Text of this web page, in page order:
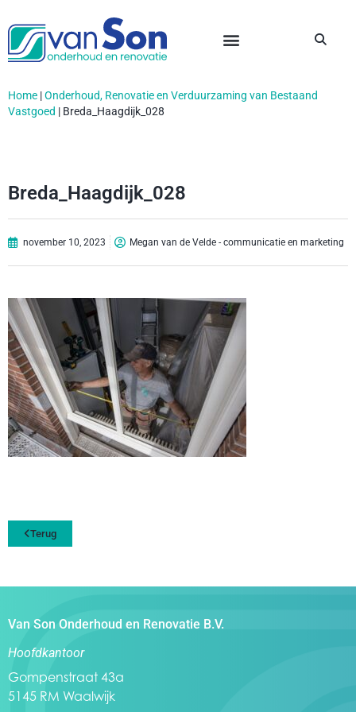
Home |Onderhoud, Renovatie en Verduurzaming van Bestaand
Vastgoed | Breda_Haagdijk_028
Breda_Haagdijk_028
november 10, 2023 Megan van de Velde - communicatie en marketing
Terug
Van Son Onderhoud en Renovatie B.V.
Hoofdkantoor
Gompenstraat 43a
5145 RM Waalwijk